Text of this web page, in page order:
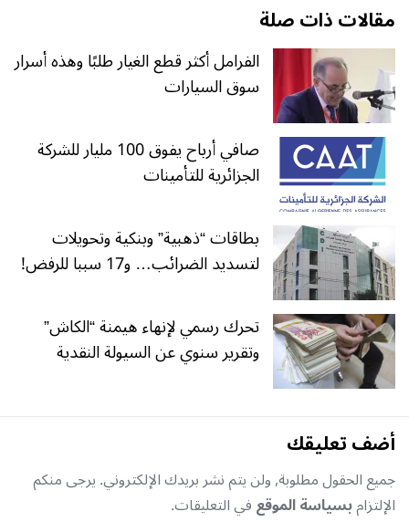
مقالات ذات صلة
الفرامل أكثر قطع الغيار طلبًا وهذه أسرار
سوق السيارات
صافي أرباح يفوق 100 مليار للشركة
الجزائرية للتأمينات
بطاقات “ذهبية” وبنكية وتحويلات
لتسديد الضرائب… و17 سببا للرفض!
تحرك رسمي لإنهاء هيمنة “الكاش”
وتقرير سنوي عن السيولة النقدية
أضف تعليقك
جميع الحقول مطلوبة, ولن يتم نشر بريدك الإلكتروني. يرجى منكم
الإلتزامبسياسة الموقعفي التعليقات.